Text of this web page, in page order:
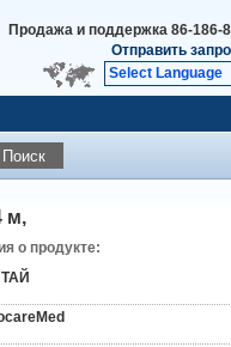
Продажа и поддержка 86-186-
Отправить
Select Language
Поиск
м,
о продукте: